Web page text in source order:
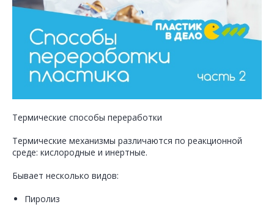
Термические способы переработки
Термические механизмы различаются по реакционной
среде: кислородные и инертные.
Бывает несколько видов:
Пиролиз